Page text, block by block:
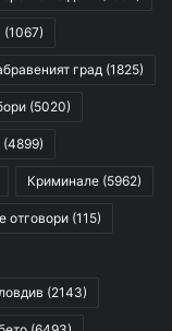
(1067)
град (1825)
(5020)
(4899)
Криминале (5962)
отговори (115)
(2143)